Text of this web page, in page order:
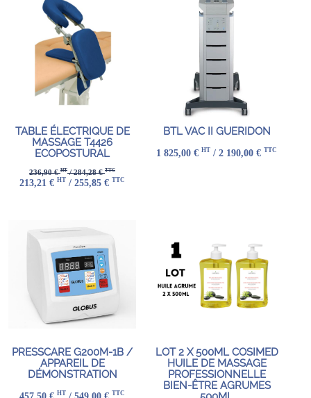
TABLE ÉLECTRIQUE DE
MASSAGE T4426
ECOPOSTURAL
236,90 €HT/ 284,28 €TTC
213,21 € HT / 255,85 € TTC
BTL VAC II GUERIDON
1 825,00 € HT / 2 190,00 € TTC
PRESSCARE G200M-1B /
APPAREIL DE
DÉMONSTRATION
HT TTC
LOT 2 X 500ML COSIMED
HUILE DE MASSAGE
PROFESSIONNELLE
BIEN-ÊTRE AGRUMES